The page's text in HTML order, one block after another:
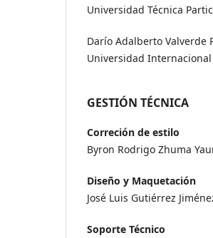
Universidad Técnica
Darío Adalberto Valverde
Universidad Internacional
GESTIÓN TÉCNICA
Correción de estilo
Byron Rodrigo Zhuma
Diseño y Maquetación
José Luis Gutiérrez
Soporte Técnico